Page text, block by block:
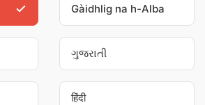
Gàidhlig na h-Alba
ગુજરાતી
हिंदी